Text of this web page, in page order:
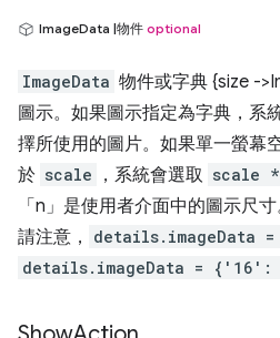
ImageData |物件 optional
ImageData 物件或字典 {size -
圖示。如果圖示指定為字典，系
擇所使用的圖片。如果單一螢幕
於 scale ，系統會選取 scale
「n」 是使用者介面中的圖示尺寸
請注意，
details.imageData
details.imageData =